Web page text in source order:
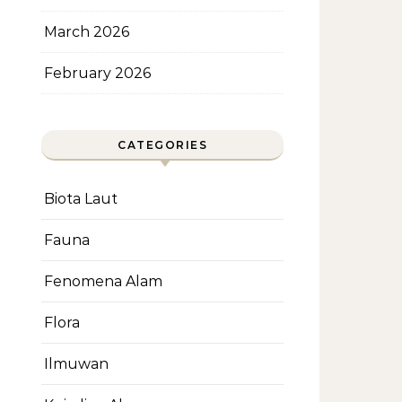
March 2026
February 2026
CATEGORIES
Biota Laut
Fauna
Fenomena Alam
Flora
Ilmuwan